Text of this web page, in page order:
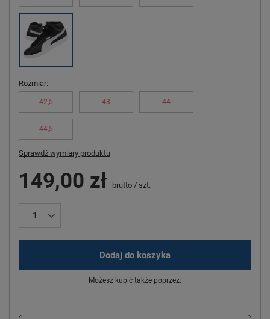
Rozmiar
42,5 43 44
44,5
Sprawdź wymiary produktu
149,00 zł brutto / szt.
Dodaj do koszyka
Możesz kupić także poprzez: